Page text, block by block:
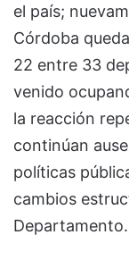
el país;
Córdoba
22 entre 33
venido
la reacción
continúan
políticas
cambios
Departamento.